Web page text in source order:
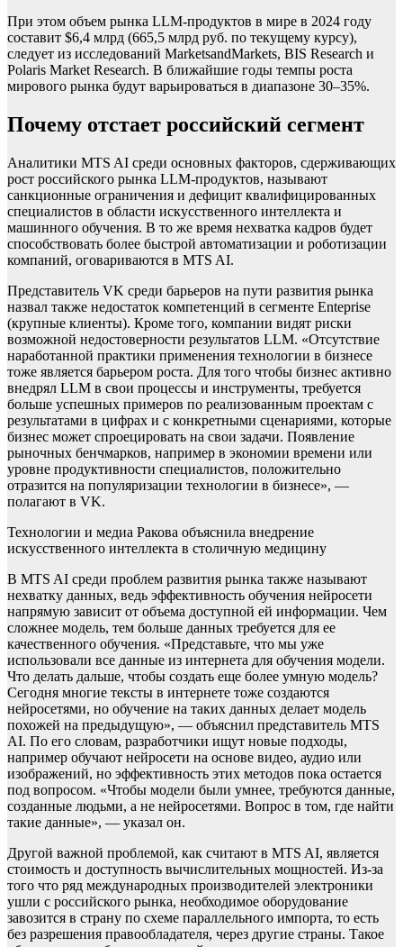
При этом объем рынка LLM-продуктов в мире в 2024 году
составит $6,4 млрд (665,5 млрд руб. по текущему курсу),
следует из исследований MarketsandMarkets, BIS Research и
Polaris Market Research. В ближайшие годы темпы роста
мирового рынка будут варьироваться в диапазоне 30–35%.
Почему отстает российский сегмент
Аналитики MTS AI среди основных факторов, сдерживающих
рост российского рынка LLM-продуктов, называют
санкционные ограничения и дефицит квалифицированных
специалистов в области искусственного интеллекта и
машинного обучения. В то же время нехватка кадров будет
способствовать более быстрой автоматизации и роботизации
компаний, оговариваются в MTS AI.
Представитель VK среди барьеров на пути развития рынка
назвал также недостаток компетенций в сегменте Enteprise
(крупные клиенты). Кроме того, компании видят риски
возможной недостоверности результатов LLM. «Отсутствие
наработанной практики применения технологии в бизнесе
тоже является барьером роста. Для того чтобы бизнес активно
внедрял LLM в свои процессы и инструменты, требуется
больше успешных примеров по реализованным проектам с
результатами в цифрах и с конкретными сценариями, которые
бизнес может спроецировать на свои задачи. Появление
рыночных бенчмарков, например в экономии времени или
уровне продуктивности специалистов, положительно
отразится на популяризации технологии в бизнесе», —
полагают в VK.
Технологии и медиа Ракова объяснила внедрение
искусственного интеллекта в столичную медицину
В MTS AI среди проблем развития рынка также называют
нехватку данных, ведь эффективность обучения нейросети
напрямую зависит от объема доступной ей информации. Чем
сложнее модель, тем больше данных требуется для ее
качественного обучения. «Представьте, что мы уже
использовали все данные из интернета для обучения модели.
Что делать дальше, чтобы создать еще более умную модель?
Сегодня многие тексты в интернете тоже создаются
нейросетями, но обучение на таких данных делает модель
похожей на предыдущую», — объяснил представитель MTS
AI. По его словам, разработчики ищут новые подходы,
например обучают нейросети на основе видео, аудио или
изображений, но эффективность этих методов пока остается
под вопросом. «Чтобы модели были умнее, требуются данные,
созданные людьми, а не нейросетями. Вопрос в том, где найти
такие данные», — указал он.
Другой важной проблемой, как считают в MTS AI, является
стоимость и доступность вычислительных мощностей. Из-за
того что ряд международных производителей электроники
ушли с российского рынка, необходимое оборудование
завозится в страну по схеме параллельного импорта, то есть
без разрешения правообладателя, через другие страны. Такое